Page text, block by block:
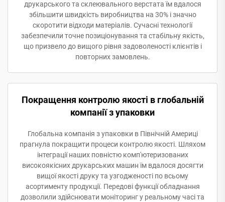
друкарського та склеювального верстата їм вдалося
збільшити швидкість виробництва на 30% і значно
скоротити відходи матеріалів. Сучасні технології
забезпечили точне позиціонування та стабільну якість,
що призвело до вищого рівня задоволеності клієнтів і
повторних замовлень.
Покращення контролю якості в глобальній
компанії з упаковки
Глобальна компанія з упаковки в Північній Америці
прагнула покращити процеси контролю якості. Шляхом
інтеграції наших повністю комп'ютеризованих
високоякісних друкарських машин їм вдалося досягти
вищої якості друку та узгодженості по всьому
асортименту продукції. Передові функції обладнання
дозволили здійснювати моніторинг у реальному часі та